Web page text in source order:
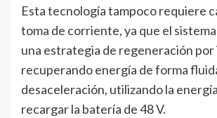
Esta tecnología tampoco requiere
toma de corriente, ya que el
una estrategia de regeneración por
recuperando energía de forma
desaceleración, utilizando la
recargar la batería de 48 V.